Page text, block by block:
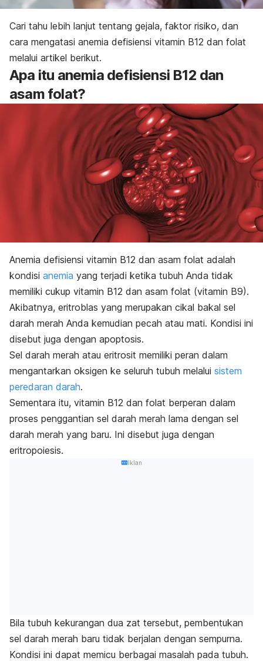
Cari tahu lebih lanjut tentang gejala, faktor risiko, dan
cara mengatasi anemia defisiensi vitamin B12 dan folat
melalui artikel berikut.
Apa itu anemia defisiensi B12 dan
asam folat?
Anemia defisiensi vitamin B12 dan asam folat adalah
kondisi anemia yang terjadi ketika tubuh Anda tidak
memiliki cukup vitamin B12 dan asam folat (vitamin B9).
Akibatnya, eritroblas yang merupakan cikal bakal sel
darah merah Anda kemudian pecah atau mati. Kondisi ini
disebut juga dengan apoptosis.
Sel darah merah atau eritrosit memiliki peran dalam
mengantarkan oksigen ke seluruh tubuh melalui sistem
peredaran darah.
Sementara itu, vitamin B12 dan folat berperan dalam
proses penggantian sel darah merah lama dengan sel
darah merah yang baru. Ini disebut juga dengan
eritropoiesis.
Iklan
Bila tubuh kekurangan dua zat tersebut, pembentukan
sel darah merah baru tidak berjalan dengan sempurna.
Kondisi ini dapat memicu berbagai masalah pada tubuh.